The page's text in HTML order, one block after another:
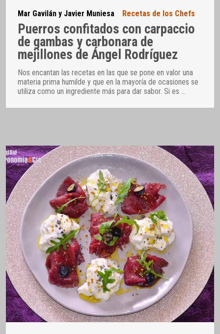
Mar Gavilán y Javier Muniesa Recetas de los Chefs
Puerros confitados con carpaccio
de gambas y carbonara de
mejillones de Ángel Rodríguez
Nos encantan las recetas en las que se pone en valor una
materia prima humilde y que en la mayoría de ocasiones se
utiliza como un ingrediente más para dar sabor. Si es …